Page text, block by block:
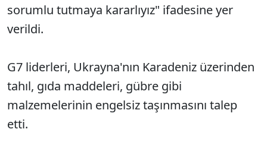
sorumlu tutmaya kararlıyız" ifadesine yer
verildi.
G7 liderleri, Ukrayna'nın Karadeniz üzerinden
tahıl, gıda maddeleri, gübre gibi
malzemelerinin engelsiz taşınmasını talep
etti.